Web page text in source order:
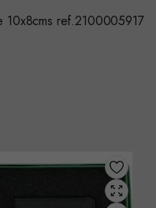
10x8cms ref.2100005917